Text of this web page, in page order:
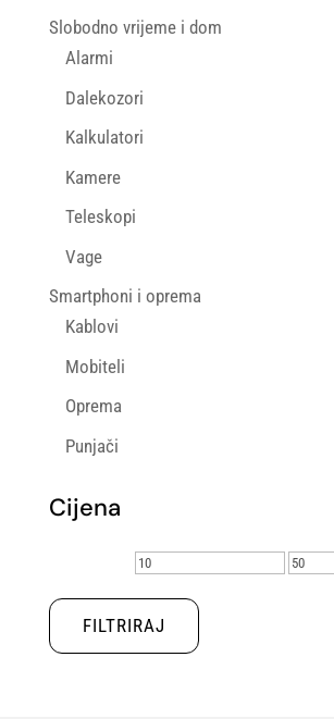
Slobodno vrijeme i dom
Alarmi
Dalekozori
Kalkulatori
Kamere
Teleskopi
Vage
Smartphoni i oprema
Kablovi
Mobiteli
Oprema
Punjači
Cijena
Min
cijena
Maks
FILTRIRAJ